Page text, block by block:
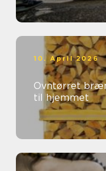
10. April 2026
Ovntørret
til hjemmet